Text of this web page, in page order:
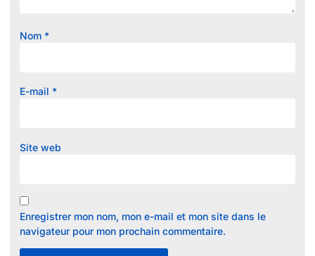
Nom *
E-mail *
Site web
Enregistrer mon nom, mon e-mail et mon site dans le
navigateur pour mon prochain commentaire.